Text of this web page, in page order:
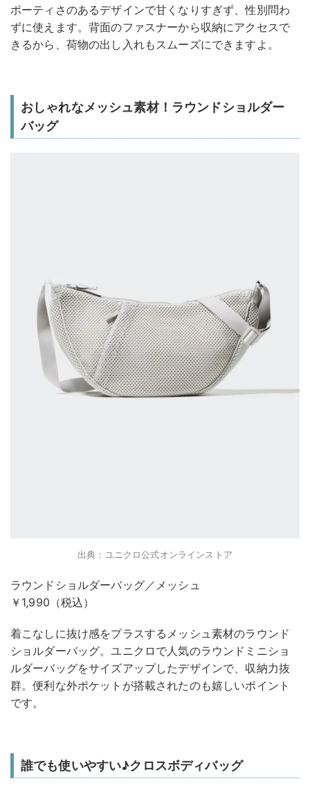
ポーティさのあるデザインで甘くなりすぎず、性別問わ
ずに使えます。背面のファスナーから収納にアクセスで
きるから、荷物の出し入れもスムーズにできますよ。
おしゃれなメッシュ素材！ラウンドショルダー
バッグ
出典：ユニクロ公式オンラインストア
ラウンドショルダーバッグ／メッシュ
￥1,990（税込）
着こなしに抜け感をプラスするメッシュ素材のラウンド
ショルダーバッグ。ユニクロで人気のラウンドミニショ
ルダーバッグをサイズアップしたデザインで、収納力抜
群。便利な外ポケットが搭載されたのも嬉しいポイント
です。
誰でも使いやすい♪クロスボディバッグ